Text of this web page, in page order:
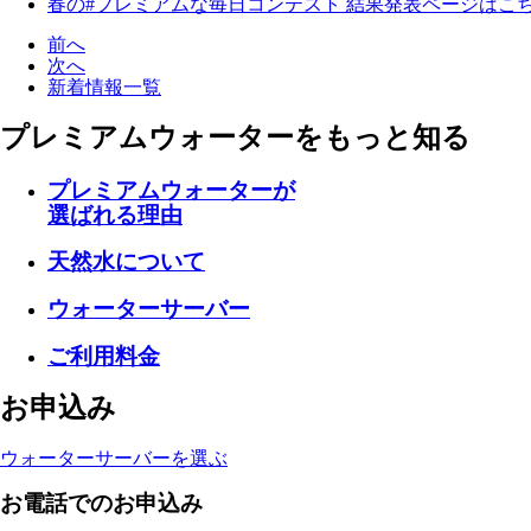
前へ
次へ
新着情報一覧
プレミアムウォーターを もっと知る
プレミアムウォーターが
選ばれる理由
天然水について
ウォーターサーバー
ご利用料金
お申込み
ウォーターサーバーを選ぶ
お電話でのお申込み